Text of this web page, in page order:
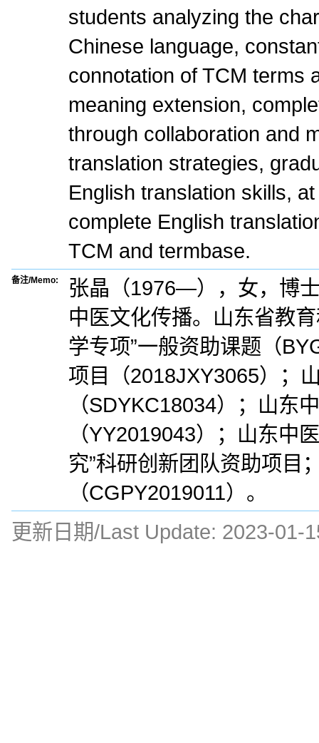
students analyzing the
Chinese language,
connotation of TCM terms
meaning extension,
through collaboration and
translation strategies,
English translation skills,
complete English
TCM and termbase.
备注/Memo:
张晶（1976—），女，博
中医文化传播。山东省教
学专项”一般资助课题（
项目（2018JXY3065）；
（SDYKC18034）；山东
（YY2019043）；山东中
究”科研创新团队资助项目
（CGPY2019011）。
更新日期/Last Update: 2023-01-